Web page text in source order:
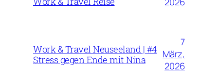
Work & Travel Neuseeland | #4
Stress gegen Ende mit Nina
7
März,
2026